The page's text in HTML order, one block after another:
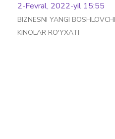
2-Fevral, 2022-yil 15:55
BIZNESNI YANGI
KINOLAR RO'YXATI